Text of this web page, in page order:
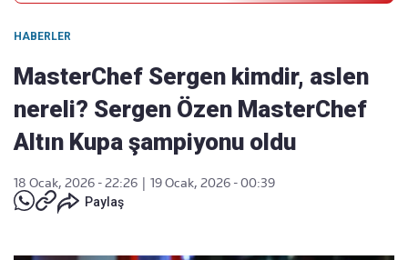
HABERLER
MasterChef Sergen kimdir, aslen
nereli? Sergen Özen MasterChef
Altın Kupa şampiyonu oldu
18 Ocak, 2026 - 22:26
19 Ocak, 2026 - 00:39
Paylaş